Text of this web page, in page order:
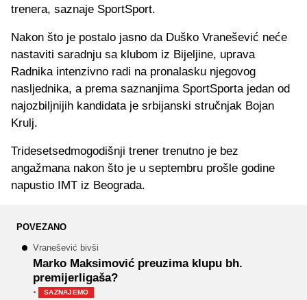
trenera, saznaje SportSport.
Nakon što je postalo jasno da Duško Vranešević neće
nastaviti saradnju sa klubom iz Bijeljine, uprava
Radnika intenzivno radi na pronalasku njegovog
nasljednika, a prema saznanjima SportSporta jedan od
najozbiljnijih kandidata je srbijanski stručnjak Bojan
Krulj.
Tridesetsedmogodišnji trener trenutno je bez
angažmana nakon što je u septembru prošle godine
napustio IMT iz Beograda.
POVEZANO
Vranešević bivši
Marko Maksimović preuzima klupu bh.
premijerligaša?
· SAZNAJEMO